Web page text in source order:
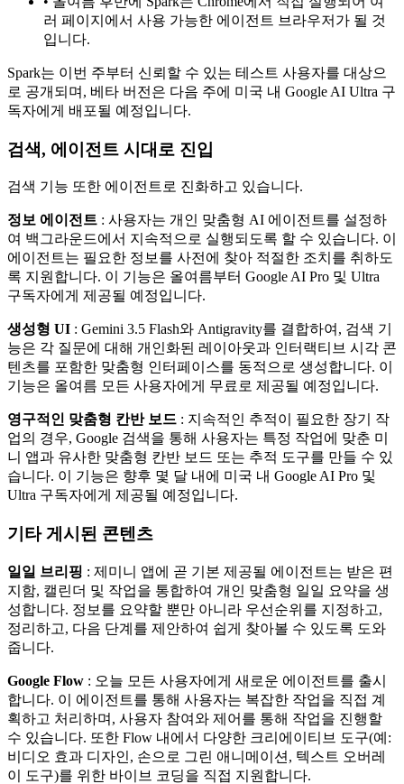
러 페이지에서 사용 가능한 에이전트 브라우저가 될 것
입니다.
Spark는 이번 주부터 신뢰할 수 있는 테스트 사용자를 대상으
로 공개되며, 베타 버전은 다음 주에 미국 내 Google AI Ultra 구
독자에게 배포될 예정입니다.
검색, 에이전트 시대로 진입
검색 기능 또한 에이전트로 진화하고 있습니다.
정보 에이전트 : 사용자는 개인 맞춤형 AI 에이전트를 설정하
여 백그라운드에서 지속적으로 실행되도록 할 수 있습니다. 이
에이전트는 필요한 정보를 사전에 찾아 적절한 조치를 취하도
록 지원합니다. 이 기능은 올여름부터 Google AI Pro 및 Ultra
구독자에게 제공될 예정입니다.
생성형 UI : Gemini 3.5 Flash와 Antigravity를 결합하여, 검색 기
능은 각 질문에 대해 개인화된 레이아웃과 인터랙티브 시각 콘
텐츠를 포함한 맞춤형 인터페이스를 동적으로 생성합니다. 이
기능은 올여름 모든 사용자에게 무료로 제공될 예정입니다.
영구적인 맞춤형 칸반 보드 : 지속적인 추적이 필요한 장기 작
업의 경우, Google 검색을 통해 사용자는 특정 작업에 맞춘 미
니 앱과 유사한 맞춤형 칸반 보드 또는 추적 도구를 만들 수 있
습니다. 이 기능은 향후 몇 달 내에 미국 내 Google AI Pro 및
Ultra 구독자에게 제공될 예정입니다.
기타 게시된 콘텐츠
일일 브리핑 : 제미니 앱에 곧 기본 제공될 에이전트는 받은 편
지함, 캘린더 및 작업을 통합하여 개인 맞춤형 일일 요약을 생
성합니다. 정보를 요약할 뿐만 아니라 우선순위를 지정하고,
정리하고, 다음 단계를 제안하여 쉽게 찾아볼 수 있도록 도와
줍니다.
Google Flow : 오늘 모든 사용자에게 새로운 에이전트를 출시
합니다. 이 에이전트를 통해 사용자는 복잡한 작업을 직접 계
획하고 처리하며, 사용자 참여와 제어를 통해 작업을 진행할
수 있습니다. 또한 Flow 내에서 다양한 크리에이티브 도구(예:
비디오 효과 디자인, 손으로 그린 ​​애니메이션, 텍스트 오버레
이 도구)를 위한 바이브 코딩을 직접 지원합니다.